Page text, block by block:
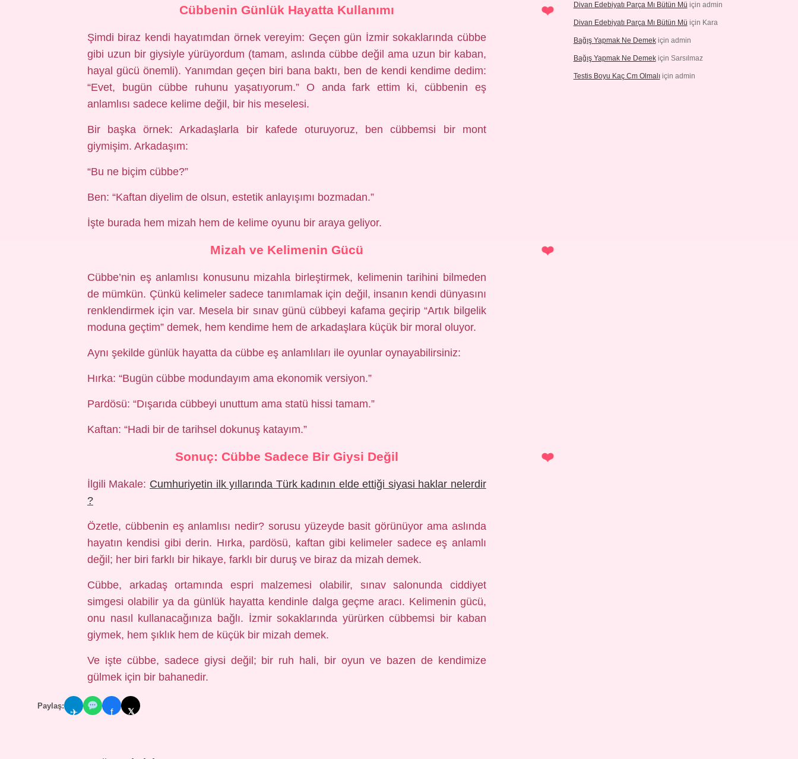
Cübbenin Günlük Hayatta Kullanımı
Şimdi biraz kendi hayatımdan örnek vereyim: Geçen gün İzmir sokaklarında cübbe
gibi uzun bir giysiyle yürüyordum (tamam, aslında cübbe değil ama uzun bir kaban,
hayal gücü önemli). Yanımdan geçen biri bana baktı, ben de kendi kendime dedim:
“Evet, bugün cübbe ruhunu yaşatıyorum.” O anda fark ettim ki, cübbenin eş
anlamlısı sadece kelime değil, bir his meselesi.
Bir başka örnek: Arkadaşlarla bir kafede oturuyoruz, ben cübbemsi bir mont
giymişim. Arkadaşım:
“Bu ne biçim cübbe?”
Ben: “Kaftan diyelim de olsun, estetik anlayışımı bozmadan.”
İşte burada hem mizah hem de kelime oyunu bir araya geliyor.
Mizah ve Kelimenin Gücü
Cübbe’nin eş anlamlısı konusunu mizahla birleştirmek, kelimenin tarihini bilmeden
de mümkün. Çünkü kelimeler sadece tanımlamak için değil, insanın kendi dünyasını
renklendirmek için var. Mesela bir sınav günü cübbeyi kafama geçirip “Artık bilgelik
moduna geçtim” demek, hem kendime hem de arkadaşlara küçük bir moral oluyor.
Aynı şekilde günlük hayatta da cübbe eş anlamlıları ile oyunlar oynayabilirsiniz:
Hırka: “Bugün cübbe modundayım ama ekonomik versiyon.”
Pardösü: “Dışarıda cübbeyi unuttum ama statü hissi tamam.”
Kaftan: “Hadi bir de tarihsel dokunuş katayım.”
Sonuç: Cübbe Sadece Bir Giysi Değil
İlgili Makale: Cumhuriyetin ilk yıllarında Türk kadının elde ettiği siyasi haklar nelerdir
?
Özetle, cübbenin eş anlamlısı nedir? sorusu yüzeyde basit görünüyor ama aslında
hayatın kendisi gibi derin. Hırka, pardösü, kaftan gibi kelimeler sadece eş anlamlı
değil; her biri farklı bir hikaye, farklı bir duruş ve biraz da mizah demek.
Cübbe, arkadaş ortamında espri malzemesi olabilir, sınav salonunda ciddiyet
simgesi olabilir ya da günlük hayatta kendinle dalga geçme aracı. Kelimenin gücü,
onu nasıl kullanacağınıza bağlı. İzmir sokaklarında yürürken cübbemsi bir kaban
giymek, hem şıklık hem de küçük bir mizah demek.
Ve işte cübbe, sadece giysi değil; bir ruh hali, bir oyun ve bazen de kendimize
gülmek için bir bahanedir.
Paylaş:
✈ f 𝕏
Divan Edebiyatı Parça Mı Bütün Mü için admin
Divan Edebiyatı Parça Mı Bütün Mü için Kara
Bağış Yapmak Ne Demekiçin admin
Bağış Yapmak Ne Demekiçin Sarsılmaz
Testis Boyu Kaç Cm Olmalıiçin admin